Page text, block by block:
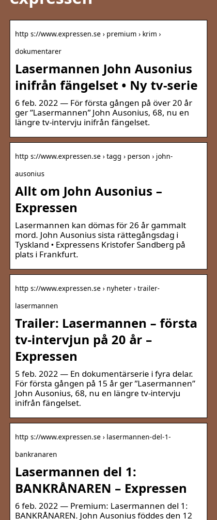
http s://www.expressen.se › premium › krim ›
dokumentarer
Lasermannen John Ausonius
inifrån fängelset • Ny tv-serie
6 feb. 2022 — För första gången på över 20 år
ger ”Lasermannen” John Ausonius, 68, nu en
längre tv-intervju inifrån fängelset.
http s://www.expressen.se › tagg › person › john-
ausonius
Allt om John Ausonius –
Expressen
Lasermannen kan dömas för 26 år gammalt
mord. John Ausonius sista rättegångsdag i
Tyskland • Expressens Kristofer Sandberg på
plats i Frankfurt.
http s://www.expressen.se › nyheter › trailer-
lasermannen
Trailer: Lasermannen – första
tv-intervjun på 20 år –
Expressen
5 feb. 2022 — En dokumentärserie i fyra delar.
För första gången på 15 år ger ”Lasermannen”
John Ausonius, 68, nu en längre tv-intervju
inifrån fängelset.
http s://www.expressen.se › lasermannen-del-1-
bankranaren
Lasermannen del 1:
BANKRÅNAREN – Expressen
6 feb. 2022 — Premium: Lasermannen del 1:
BANKRÅNAREN. John Ausonius föddes den 12